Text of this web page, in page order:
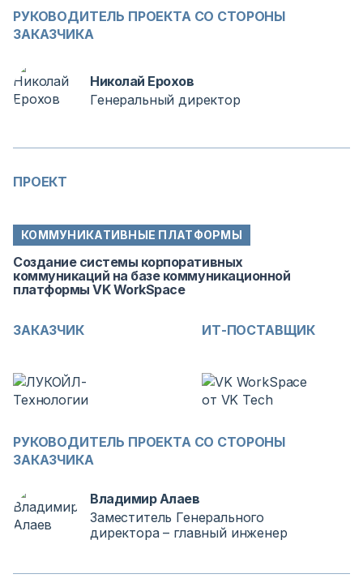
РУКОВОДИТЕЛЬ ПРОЕКТА СО СТОРОНЫ
ЗАКАЗЧИКА
Николай Ерохов
Генеральный директор
ПРОЕКТ
КОММУНИКАТИВНЫЕ ПЛАТФОРМЫ
Создание системы корпоративных
коммуникаций на базе коммуникационной
платформы VK WorkSpace
ЗАКАЗЧИК ИТ-ПОСТАВЩИК
РУКОВОДИТЕЛЬ ПРОЕКТА СО СТОРОНЫ
ЗАКАЗЧИКА
Владимир Алаев
Заместитель Генерального
директора – главный инженер